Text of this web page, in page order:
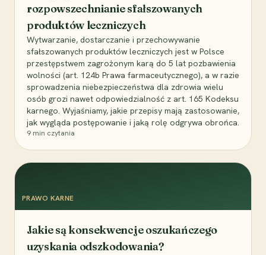
rozpowszechnianie sfałszowanych
produktów leczniczych
Wytwarzanie, dostarczanie i przechowywanie
sfałszowanych produktów leczniczych jest w Polsce
przestępstwem zagrożonym karą do 5 lat pozbawienia
wolności (art. 124b Prawa farmaceutycznego), a w razie
sprowadzenia niebezpieczeństwa dla zdrowia wielu
osób grozi nawet odpowiedzialność z art. 165 Kodeksu
karnego. Wyjaśniamy, jakie przepisy mają zastosowanie,
jak wygląda postępowanie i jaką rolę odgrywa obrońca.
9 min czytania
PRAWO KARNE
Jakie są konsekwencje oszukańczego
uzyskania odszkodowania?